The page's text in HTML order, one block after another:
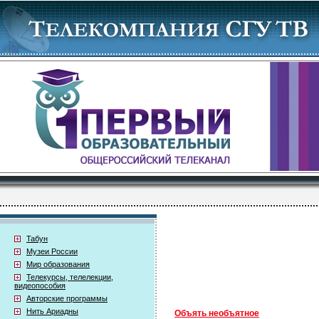
Табун
Музеи России
Мир образования
Телекурсы, телелекции,
видеопособия
Авторские программы
Нить Ариадны
Объять необъятное